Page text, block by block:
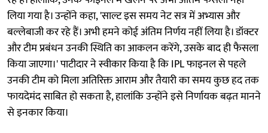
लिया गया है। उन्होंने कहा, 'साल्ट इस समय नेट सत्र में अभ्यास और
बल्लेबाजी कर रहे हैं। अभी हमने कोई अंतिम निर्णय नहीं लिया है। डॉक्टर
और टीम प्रबंधन उनकी स्थिति का आकलन करेंगे, उसके बाद ही फैसला
किया जाएगा।' पाटीदार ने स्वीकार किया है कि IPL फाइनल से पहले
उनकी टीम को मिला अतिरिक्त आराम और तैयारी का समय कुछ हद तक
फायदेमंद साबित हो सकता है, हालांकि उन्होंने इसे निर्णायक बढ़त मानने
से इनकार किया।